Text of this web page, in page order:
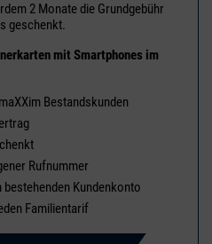
2 Monate die Grundgebühr
geschenkt.
mit Smartphones im
Bestandskunden
Rufnummer
Kundenkonto
Familientarif